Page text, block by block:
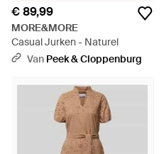
€ 89,99
MORE&MORE
Casual Jurken - Naturel
Van Peek & Cloppenburg